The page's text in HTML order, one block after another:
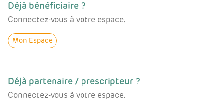
Déjà bénéficiaire ?
Connectez-vous à votre espace.
Mon Espace
Déjà partenaire / prescripteur ?
Connectez-vous à votre espace.